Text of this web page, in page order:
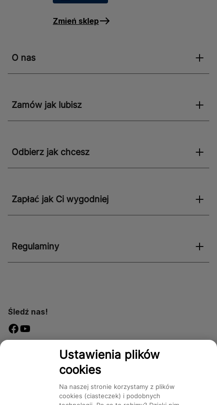
Zmień sklep
O nas
Zamów jak lubisz
Odbierz jak chcesz
Zapłać jak Ci wygodniej
Regulaminy
Śledź nas!
DostępnośćUstawienia plików
cookies
Na naszej stronie korzystamy z plików
cookies (ciasteczek) i podobnych